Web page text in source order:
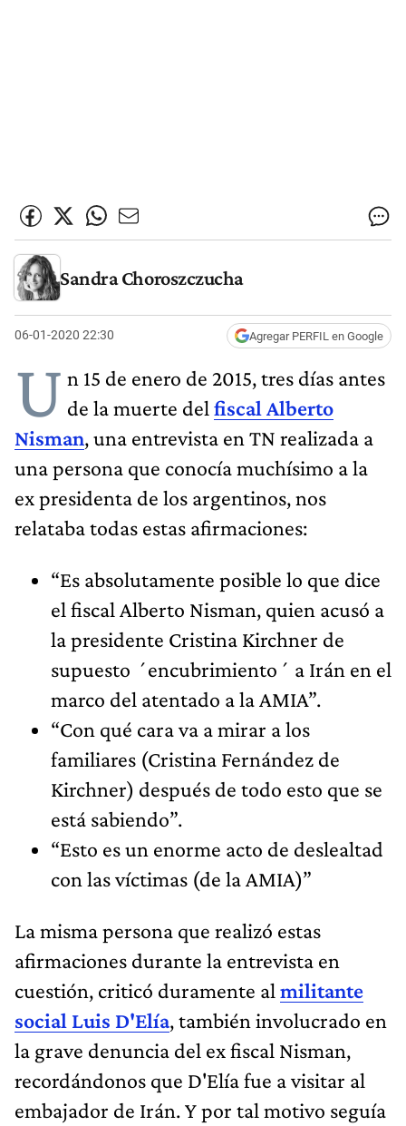
Sandra Choroszczucha
06-01-2020 22:30 Agregar PERFIL en Google
U n 15 de enero de 2015, tres días antes
de la muerte del fiscal Alberto
Nisman, una entrevista en TN realizada a
una persona que conocía muchísimo a la
ex presidenta de los argentinos, nos
relataba todas estas afirmaciones:
“Es absolutamente posible lo que dice
el fiscal Alberto Nisman, quien acusó a
la presidente Cristina Kirchner de
supuesto ´encubrimiento´ a Irán en el
marco del atentado a la AMIA”.
“Con qué cara va a mirar a los
familiares (Cristina Fernández de
Kirchner) después de todo esto que se
está sabiendo”.
“Esto es un enorme acto de deslealtad
con las víctimas (de la AMIA)”
La misma persona que realizó estas
afirmaciones durante la entrevista en
cuestión, criticó duramente al militante
social Luis D'Elía, también involucrado en
la grave denuncia del ex fiscal Nisman,
recordándonos que D'Elía fue a visitar al
embajador de Irán. Y por tal motivo seguía